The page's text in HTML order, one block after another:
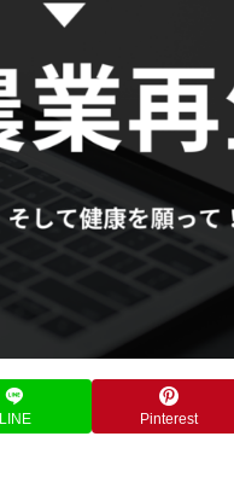
LINE Pinterest